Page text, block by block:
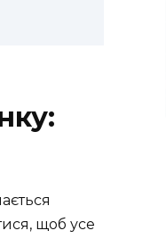
щоб усе